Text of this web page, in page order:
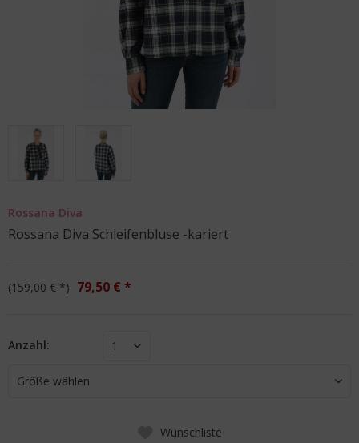
Rossana Diva
Rossana Diva Schleifenbluse -kariert
159,00 € * 79,50 € *
Anzahl: 1
Größe wählen
Wunschliste